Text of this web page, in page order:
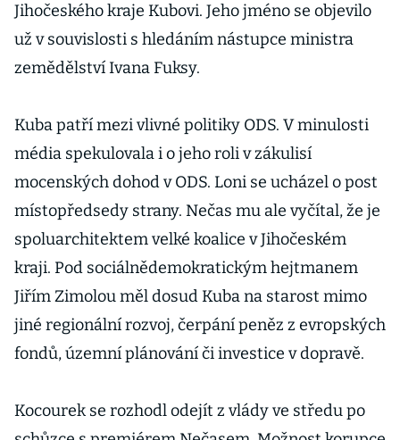
Jihočeského kraje Kubovi. Jeho jméno se objevilo
už v souvislosti s hledáním nástupce ministra
zemědělství Ivana Fuksy.
Kuba patří mezi vlivné politiky ODS. V minulosti
média spekulovala i o jeho roli v zákulisí
mocenských dohod v ODS. Loni se ucházel o post
místopředsedy strany. Nečas mu ale vyčítal, že je
spoluarchitektem velké koalice v Jihočeském
kraji. Pod sociálnědemokratickým hejtmanem
Jiřím Zimolou měl dosud Kuba na starost mimo
jiné regionální rozvoj, čerpání peněz z evropských
fondů, územní plánování či investice v dopravě.
Kocourek se rozhodl odejít z vlády ve středu po